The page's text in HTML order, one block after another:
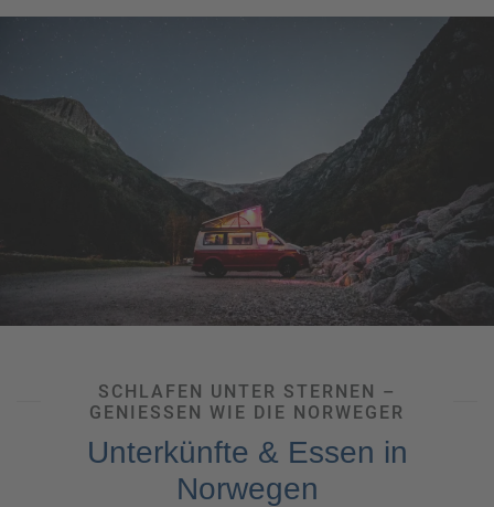
Wohnmobil. Das Zugnetz ist hervorragend und die Fahrt
mit der Bergen-Bahn von Oslo nach Bergen wird als eine
der schönsten Zugstrecken der Welt bezeichnet. Für
entlegenere Gegenden und mehr Flexibilität ist jedoch ein
Mietwagen empfehlenswert – so können Sie anhalten, wo
immer es Ihnen gefällt. Falls Sie auf der Suche nach Ruhe
und unberührter Natur sind, sollten Sie das skandinavische
Land mit dem Camper bereisen. Wenn Sie die Küste
erkunden möchten, sind Fähren bzw. Kreuzfahrtschiffe
ebenfalls unverzichtbar. Besonders die traditionelle
Hurtigruten-Schiffsroute, die entlang der spektakulären
Fjordküste verläuft, ist ein unvergessliches Erlebnis.
SCHLAFEN UNTER STERNEN –
GENIESSEN WIE DIE NORWEGER
Unterkünfte & Essen in
Norwegen